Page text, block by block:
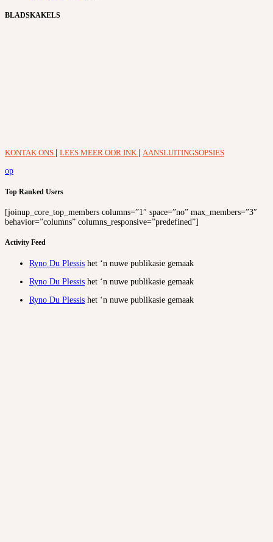
BLADSKAKELS
KONTAK ONS LEES MEER OOR INK
AANSLUITINGSOPSIES
op
Top Ranked Users
[joinup_core_top_members columns=”1″ space=”no” max_members=”3″
behavior=”columns” columns_responsive=”predefined”]
Activity Feed
Ryno Du Plessis het ‘n nuwe publikasie gemaak
Ryno Du Plessis het ‘n nuwe publikasie gemaak
Ryno Du Plessis het ‘n nuwe publikasie gemaak